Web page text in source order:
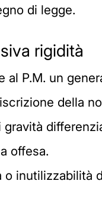
di legge.
rigidità
P.M. un
della
offesa.